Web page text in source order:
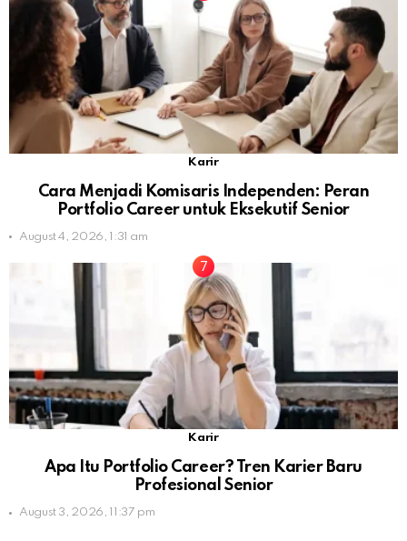
Karir
Cara Menjadi Komisaris Independen: Peran
Portfolio Career untuk Eksekutif Senior
August 4, 2026, 1:31 am
Karir
Apa Itu Portfolio Career? Tren Karier Baru
Profesional Senior
August 3, 2026, 11:37 pm